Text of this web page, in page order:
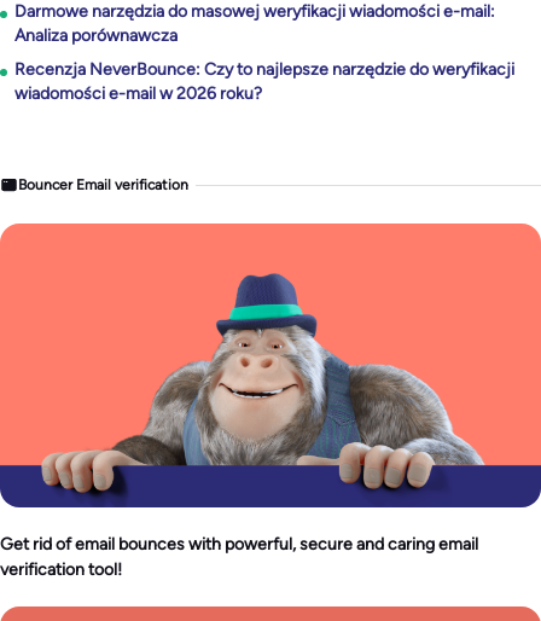
Darmowe narzędzia do masowej weryfikacji wiadomości e-mail:
Analiza porównawcza
Recenzja NeverBounce: Czy to najlepsze narzędzie do weryfikacji
wiadomości e-mail w 2026 roku?
Bouncer Email verification
Get rid of email bounces with powerful, secure and caring email
verification tool!